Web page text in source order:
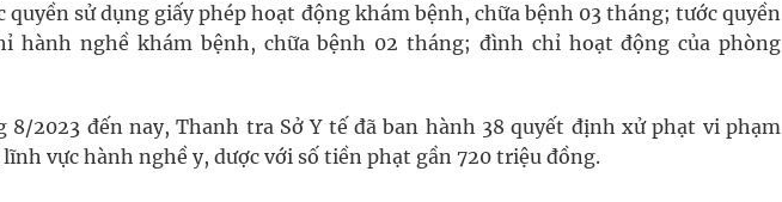
quyền sử dụng giấy phép hoạt động khám bệnh, chữa bệnh 03 tháng; tước quyền
hành nghề khám bệnh, chữa bệnh 02 tháng; đình chỉ hoạt động của phòng
8/2023 đến nay, Thanh tra Sở Y tế đã ban hành 38 quyết định xử phạt vi phạm
vực hành nghề y, dược với số tiền phạt gần 720 triệu đồng.